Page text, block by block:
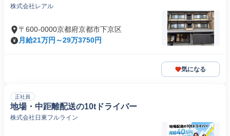
株式会社レアル
〒600-0000京都府京都市下京区
月給21万円～29万3750円
気になる
正社員
地場・中距離配送の10tドライバー
株式会社日東フルライン